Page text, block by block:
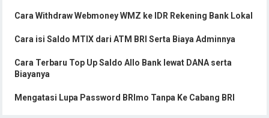
Cara Withdraw Webmoney WMZ ke IDR Rekening Bank Lokal
Cara isi Saldo MTIX dari ATM BRI Serta Biaya Adminnya
Cara Terbaru Top Up Saldo Allo Bank lewat DANA serta
Biayanya
Mengatasi Lupa Password BRImo Tanpa Ke Cabang BRI